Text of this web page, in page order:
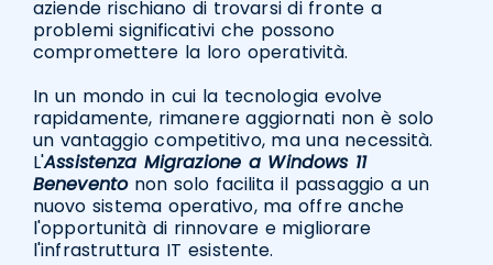
aziende rischiano di trovarsi di fronte a
problemi significativi che possono
compromettere la loro operatività.
In un mondo in cui la tecnologia evolve
rapidamente, rimanere aggiornati non è solo
un vantaggio competitivo, ma una necessità.
L'Assistenza Migrazione a Windows 11
Beneventonon solo facilita il passaggio a un
nuovo sistema operativo, ma offre anche
l'opportunità di rinnovare e migliorare
l'infrastruttura IT esistente.